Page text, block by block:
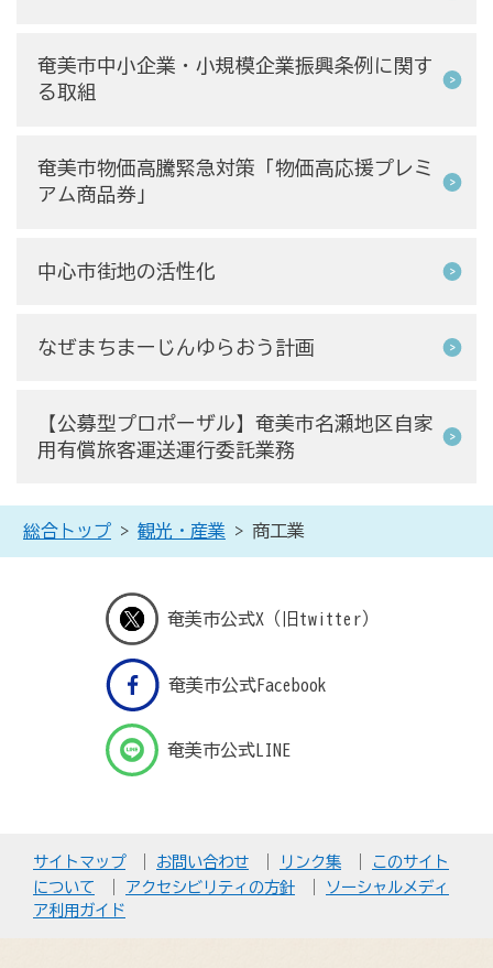
奄美市中小企業・小規模企業振興条例に関す
る取組
奄美市物価高騰緊急対策「物価高応援プレミ
アム商品券」
中心市街地の活性化
なぜまちまーじんゆらおう計画
【公募型プロポーザル】奄美市名瀬地区自家
用有償旅客運送運行委託業務
総合トップ > 観光・産業 > 商工業
奄美市公式X（旧twitter）
奄美市公式Facebook
奄美市公式LINE
サイトマップ お問い合わせ リンク集
このサイト
について
アクセシビリティの方針
ソーシャルメディ
ア利用ガイド